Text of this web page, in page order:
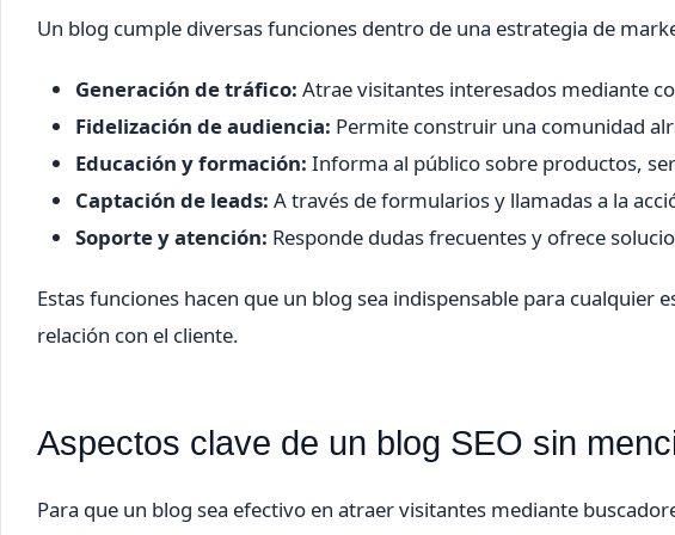
Un blog cumple diversas funciones dentro de una estrategia de
Generación de tráfico: Atrae visitantes interesados mediante
Fidelización de audiencia: Permite construir una comunidad
Educación y formación: Informa al público sobre productos,
Captación de leads: A través de formularios y llamadas a la
Soporte y atención: Responde dudas frecuentes y ofrece
Estas funciones hacen que un blog sea indispensable para cualquier
relación con el cliente.
Aspectos clave de un blog SEO sin
Para que un blog sea efectivo en atraer visitantes mediante